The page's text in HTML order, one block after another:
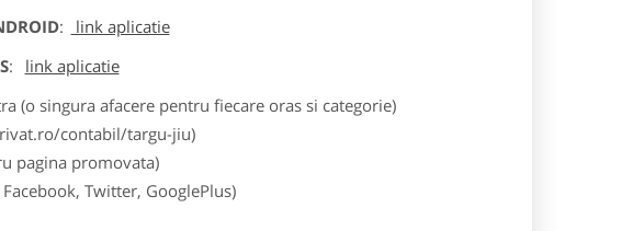
:
link aplicatie
:
link aplicatie
(o singura afacere pentru fiecare oras si categorie)
contabil/targu-jiu)
pagina promovata)
Twitter, GooglePlus)